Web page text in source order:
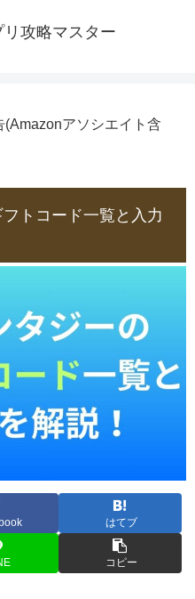
攻略マスター
アソシエイト含
トコード一覧と入力
はてブ
コピー